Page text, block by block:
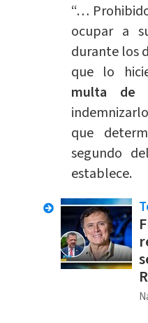
“…
ocupar a
durante los
que lo
multa de
que
segundo
establece.